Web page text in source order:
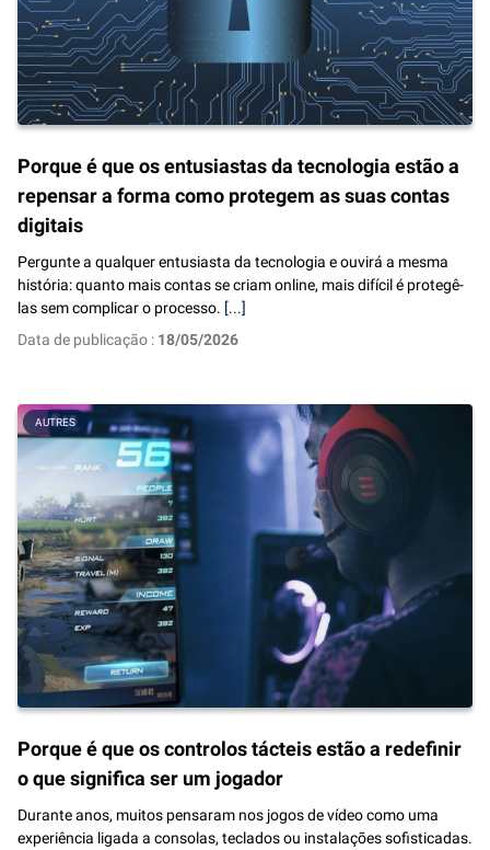
Porque é que os entusiastas da tecnologia estão a
repensar a forma como protegem as suas contas
digitais
Pergunte a qualquer entusiasta da tecnologia e ouvirá a mesma
história: quanto mais contas se criam online, mais difícil é protegê-
las sem complicar o processo. [...]
Data de publicação : 18/05/2026
AUTRES
Porque é que os controlos tácteis estão a redefinir
o que significa ser um jogador
Durante anos, muitos pensaram nos jogos de vídeo como uma
experiência ligada a consolas, teclados ou instalações sofisticadas.